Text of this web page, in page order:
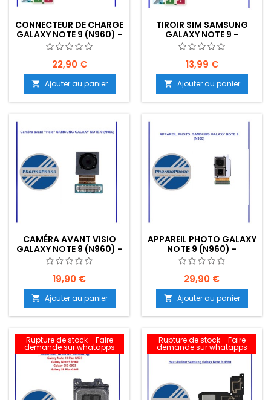
CONNECTEUR DE CHARGE
GALAXY NOTE 9 (N960) -
EMPLACEMENT: Z02-R16-
B652
22,90 €
 Ajouter au panier
TIROIR SIM SAMSUNG
GALAXY NOTE 9 -
EMPLACEMENT: Z02-R16-
B652
13,99 €
 Ajouter au panier
CAMÉRA AVANT VISIO
GALAXY NOTE 9 (N960) -
EMPLACEMENT: Z02-R16-
B652
19,90 €
 Ajouter au panier
APPAREIL PHOTO GALAXY
NOTE 9 (N960) -
EMPLACEMENT: Z02-R16-
B652
29,90 €
 Ajouter au panier
Rupture de stock - Faire
demande sur whatapps
Rupture de stock - Faire
demande sur whatapps